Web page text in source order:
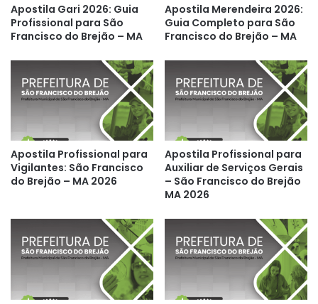
Apostila Gari 2026: Guia
Profissional para São
Francisco do Brejão – MA
Apostila Merendeira 2026:
Guia Completo para São
Francisco do Brejão – MA
Apostila Profissional para
Vigilantes: São Francisco
do Brejão – MA 2026
Apostila Profissional para
Auxiliar de Serviços Gerais
– São Francisco do Brejão
MA 2026